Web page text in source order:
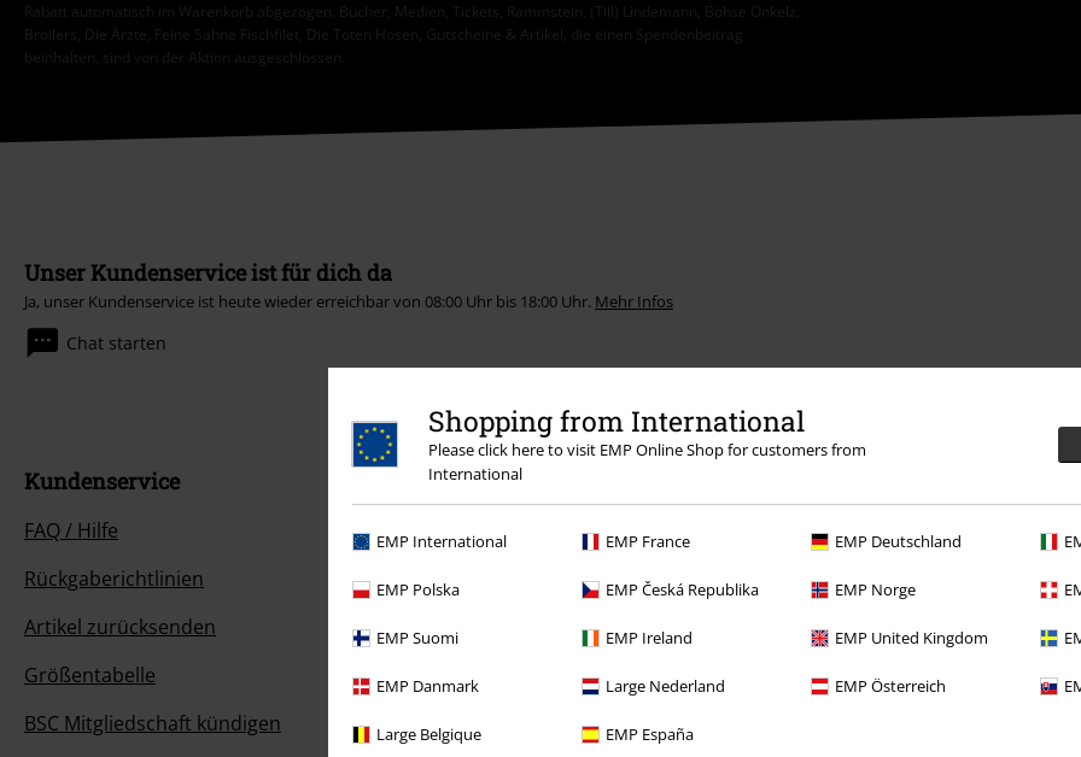
Shopping from International
Please click here to visit EMP Online Shop for customers from
International
EMP International EMP France EMP Deutschland
EMP Polska EMP Česká Republika EMP Norge
EMP Suomi EMP Ireland EMP United Kingdom
EMP Danmark Large Nederland EMP Österreich
Large Belgique EMP España
Rabatt automatisch im Warenkorb abgezogen. Bücher, Medien, Tickets, Rammstein, (Till) Lindemann, Böhse Onkelz,
Broilers, Die Ärzte, Feine Sahne Fischfilet, Die Toten Hosen, Gutscheine & Artikel, die einen Spendenbeitrag
beinhalten, sind von der Aktion ausgeschlossen.
Unser Kundenservice ist für dich da
Ja, unser Kundenservice ist heute wieder erreichbar von 08:00 Uhr bis 18:00 Uhr. Mehr Infos
Chat starten
Kundenservice
FAQ / Hilfe
Rückgaberichtlinien
Artikel zurücksenden
Größentabelle
BSC Mitgliedschaft kündigen
Magazin
Gewinnspiele
EMP Gutscheine bestellen
EMP Backstage Club
Studentenrabatt